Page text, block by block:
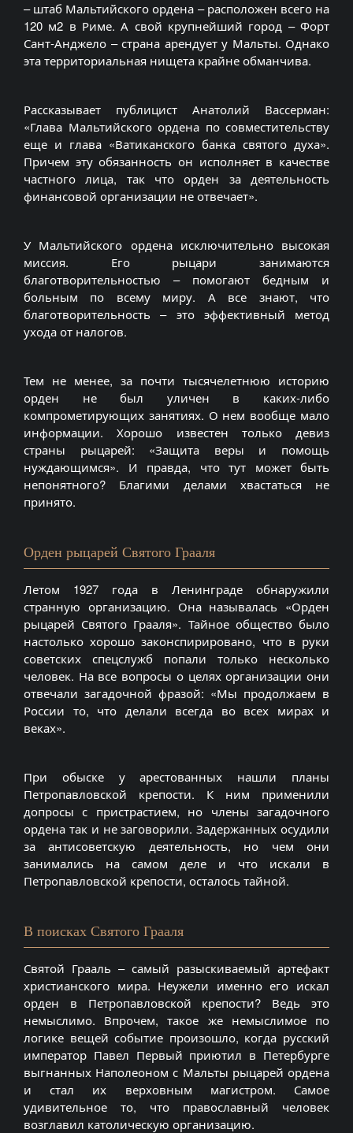
– штаб Мальтийского ордена – расположен всего на
120 м2 в Риме. А свой крупнейший город – Форт
Сант-Анджело – страна арендует у Мальты. Однако
эта территориальная нищета крайне обманчива.
Рассказывает публицист Анатолий Вассерман:
«Глава Мальтийского ордена по совместительству
еще и глава «Ватиканского банка святого духа».
Причем эту обязанность он исполняет в качестве
частного лица, так что орден за деятельность
финансовой организации не отвечает».
У Мальтийского ордена исключительно высокая
миссия. Его рыцари занимаются
благотворительностью – помогают бедным и
больным по всему миру. А все знают, что
благотворительность – это эффективный метод
ухода от налогов.
Тем не менее, за почти тысячелетнюю историю
орден не был уличен в каких-либо
компрометирующих занятиях. О нем вообще мало
информации. Хорошо известен только девиз
страны рыцарей: «Защита веры и помощь
нуждающимся». И правда, что тут может быть
непонятного? Благими делами хвастаться не
принято.
Орден рыцарей Святого Грааля
Летом 1927 года в Ленинграде обнаружили
странную организацию. Она называлась «Орден
рыцарей Святого Грааля». Тайное общество было
настолько хорошо законспирировано, что в руки
советских спецслужб попали только несколько
человек. На все вопросы о целях организации они
отвечали загадочной фразой: «Мы продолжаем в
России то, что делали всегда во всех мирах и
веках».
При обыске у арестованных нашли планы
Петропавловской крепости. К ним применили
допросы с пристрастием, но члены загадочного
ордена так и не заговорили. Задержанных осудили
за антисоветскую деятельность, но чем они
занимались на самом деле и что искали в
Петропавловской крепости, осталось тайной.
В поисках Святого Грааля
Святой Грааль – самый разыскиваемый артефакт
христианского мира. Неужели именно его искал
орден в Петропавловской крепости? Ведь это
немыслимо. Впрочем, такое же немыслимое по
логике вещей событие произошло, когда русский
император Павел Первый приютил в Петербурге
выгнанных Наполеоном с Мальты рыцарей ордена
и стал их верховным магистром. Самое
удивительное то, что православный человек
возглавил католическую организацию.